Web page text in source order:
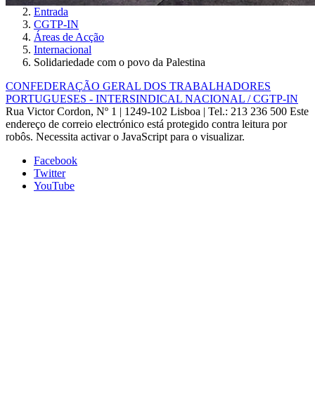
Entrada
CGTP-IN
Áreas de Acção
Internacional
Solidariedade com o povo da Palestina
CONFEDERAÇÃO GERAL DOS TRABALHADORES
PORTUGUESES - INTERSINDICAL NACIONAL / CGTP-IN
Rua Victor Cordon, Nº 1 | 1249-102 Lisboa | Tel.: 213 236 500 Este
endereço de correio electrónico está protegido contra leitura por
robôs. Necessita activar o JavaScript para o visualizar.
Facebook
Twitter
YouTube